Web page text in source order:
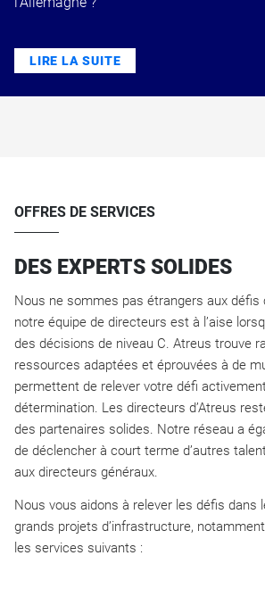
LIRE LA SUITE
OFFRES DE SERVICES
DES EXPERTS SOLIDES
Nous ne sommes pas étrangers aux défis
notre équipe de directeurs est à l’aise
des décisions de niveau C. Atreus trouve
ressources adaptées et éprouvées à de
permettent de relever votre défi
détermination. Les directeurs d’Atreus
des partenaires solides. Notre réseau a
de déclencher à court terme d’autres
aux directeurs généraux.
Nous vous aidons à relever les défis dans
grands projets d’infrastructure,
les services suivants :